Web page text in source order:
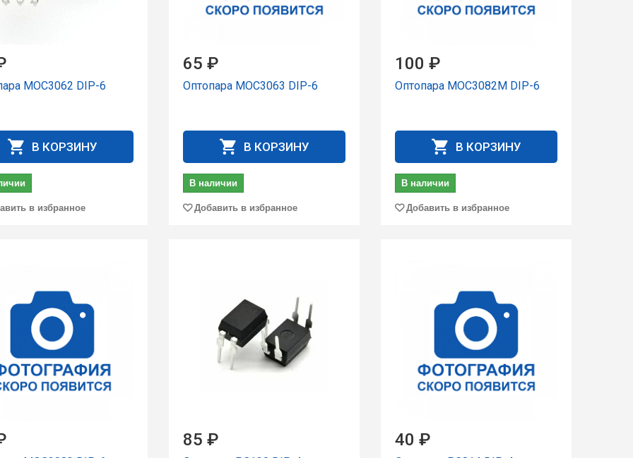
MOC3062 DIP-6
В КОРЗИНУ
в избранное
65 ₽
Оптопара MOC3063 DIP-6
В КОРЗИНУ
В наличии
Добавить в избранное
100 ₽
Оптопара MOC3082M DIP-6
В КОРЗИНУ
В наличии
Добавить в избранное
85 ₽ 40 ₽